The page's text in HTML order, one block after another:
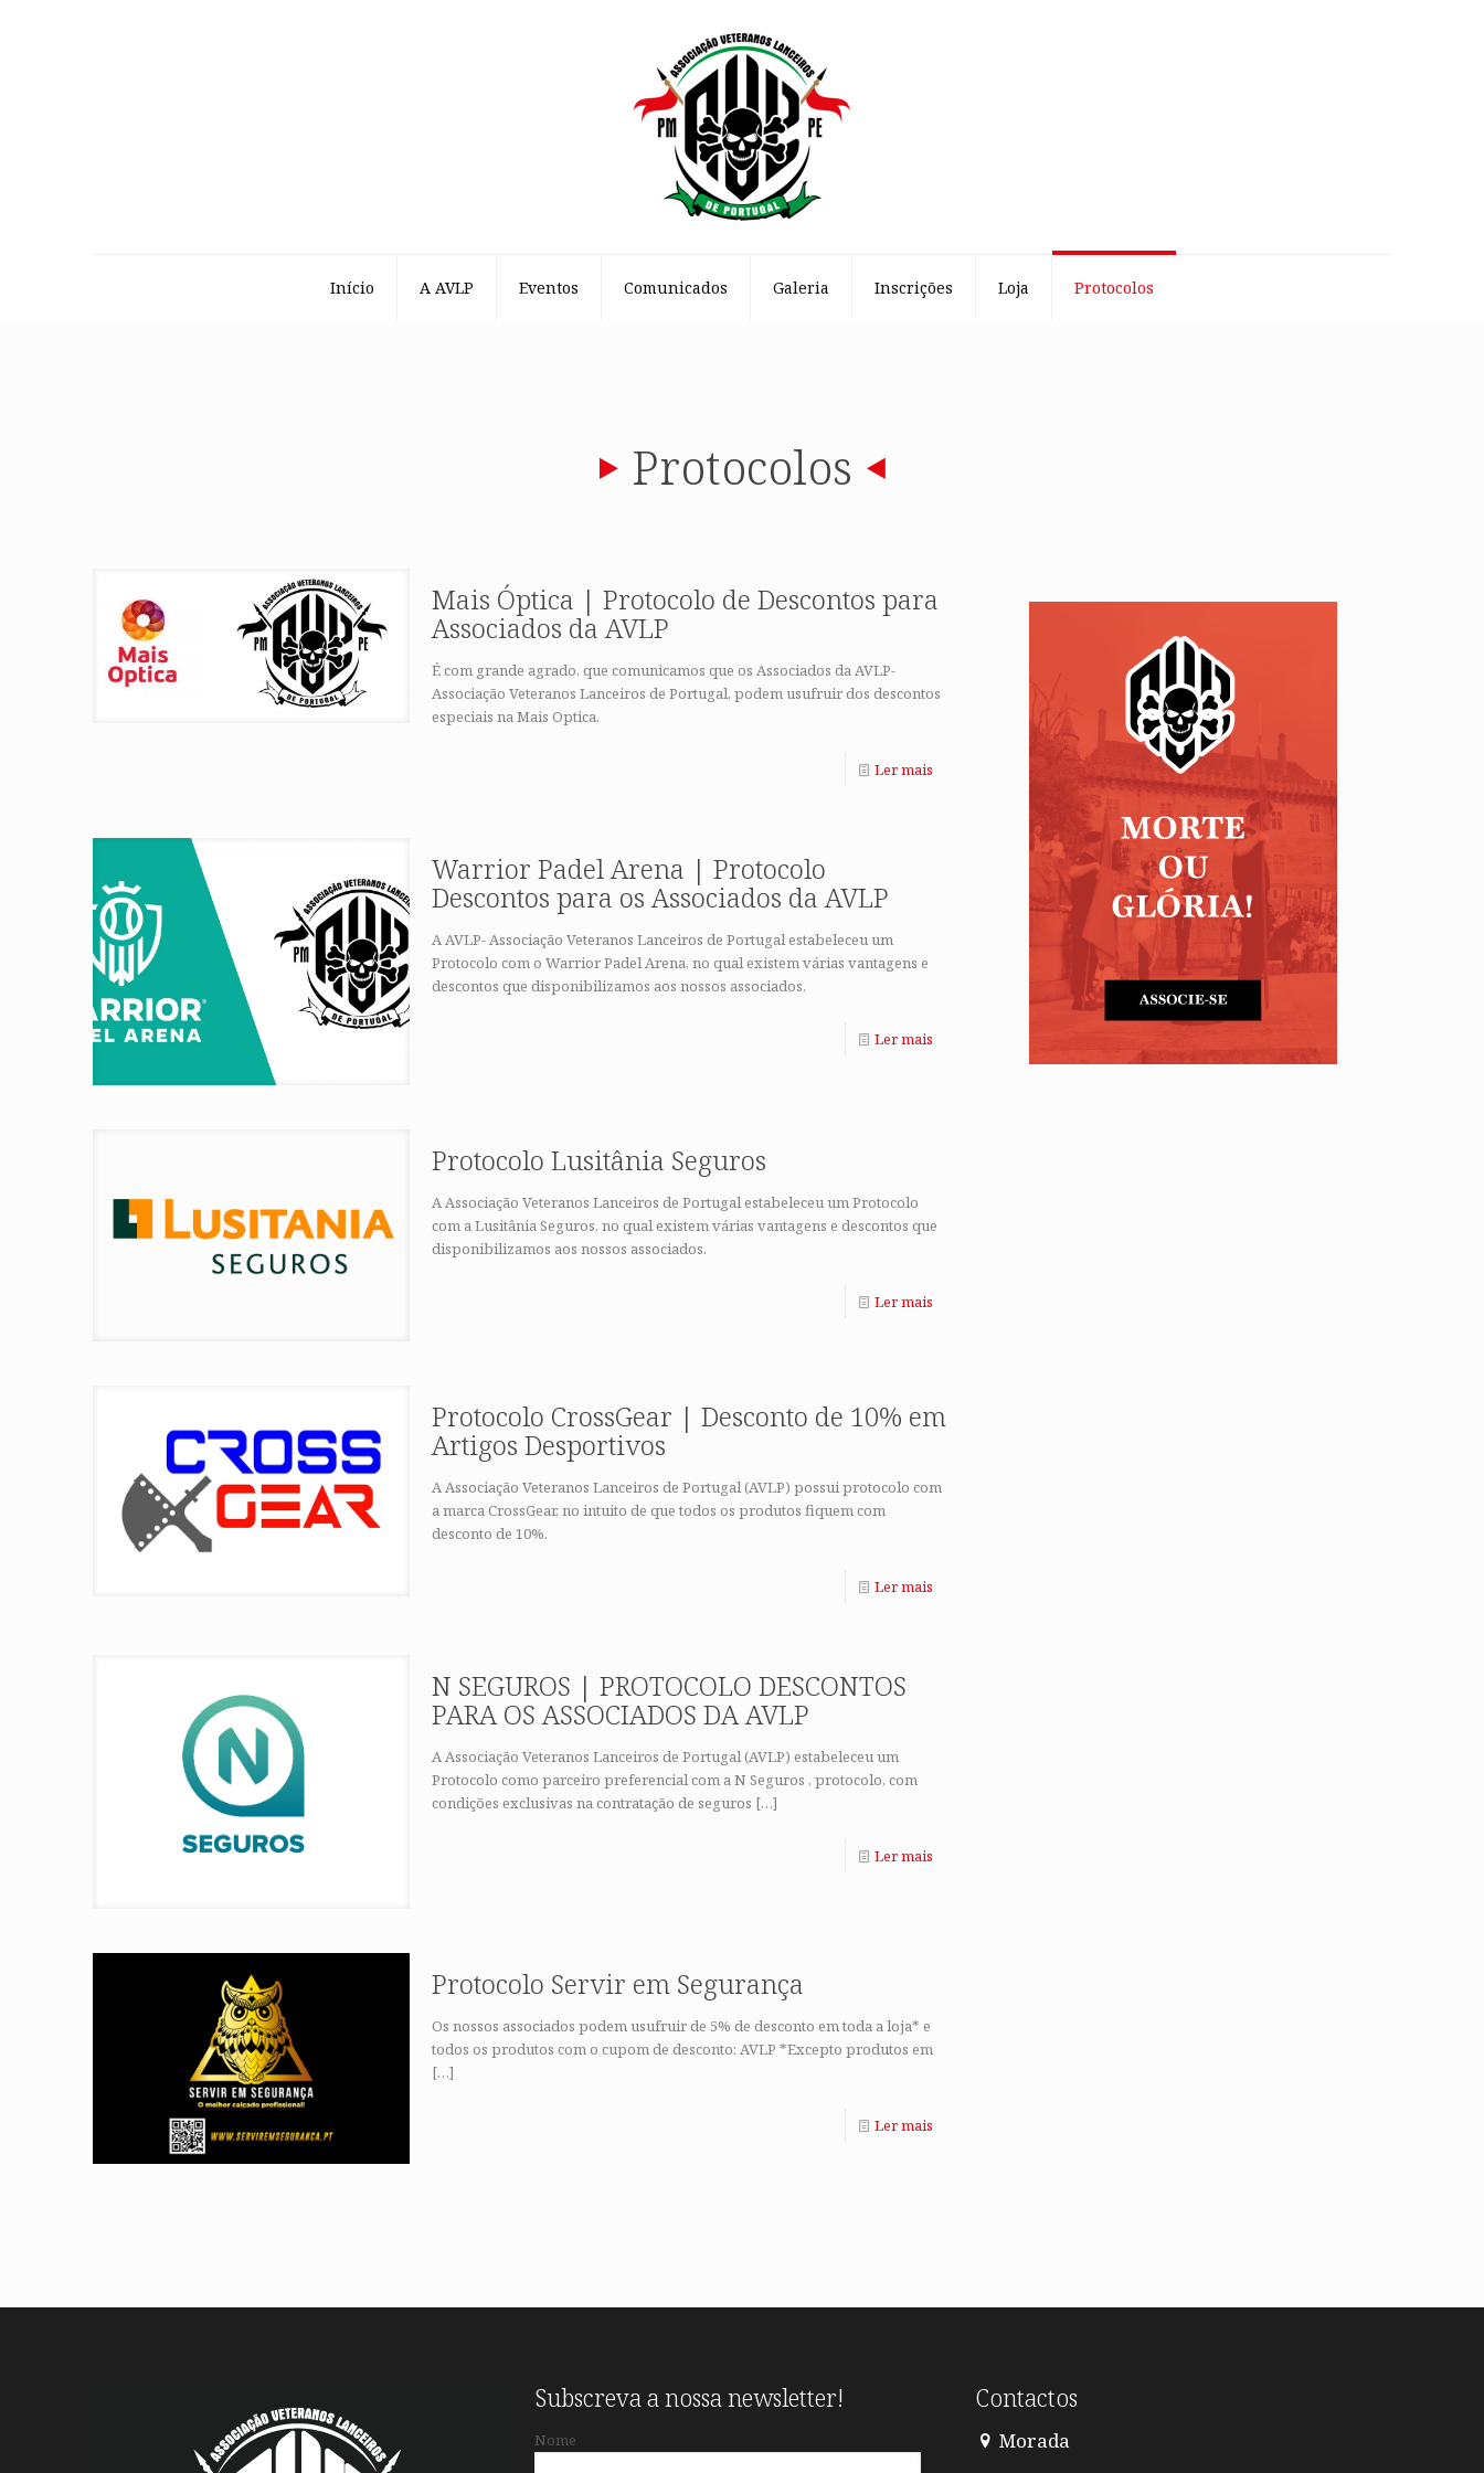
Início A AVLP Eventos Comunicados Galeria Inscrições Loja Protocolos
Protocolos
Mais Óptica | Protocolo de Descontos para
Associados da AVLP
É com grande agrado, que comunicamos que os Associados da AVLP-
Associação Veteranos Lanceiros de Portugal, podem usufruir dos descontos
especiais na Mais Optica.
Ler mais
Warrior Padel Arena | Protocolo
Descontos para os Associados da AVLP
A AVLP- Associação Veteranos Lanceiros de Portugal estabeleceu um
Protocolo com o Warrior Padel Arena, no qual existem várias vantagens e
descontos que disponibilizamos aos nossos associados.
Ler mais
Protocolo Lusitânia Seguros
A Associação Veteranos Lanceiros de Portugal estabeleceu um Protocolo
com a Lusitânia Seguros, no qual existem várias vantagens e descontos que
disponibilizamos aos nossos associados.
Ler mais
Protocolo CrossGear | Desconto de 10% em
Artigos Desportivos
A Associação Veteranos Lanceiros de Portugal (AVLP) possui protocolo com
a marca CrossGear, no intuito de que todos os produtos fiquem com
desconto de 10%.
Ler mais
N SEGUROS | PROTOCOLO DESCONTOS
PARA OS ASSOCIADOS DA AVLP
A Associação Veteranos Lanceiros de Portugal (AVLP) estabeleceu um
Protocolo como parceiro preferencial com a N Seguros , protocolo, com
condições exclusivas na contratação de seguros […]
Ler mais
Protocolo Servir em Segurança
Os nossos associados podem usufruir de 5% de desconto em toda a loja* e
todos os produtos com o cupom de desconto: AVLP *Excepto produtos em
[…]
Ler mais
Subscreva a nossa newsletter!
Nome
Contactos
Morada